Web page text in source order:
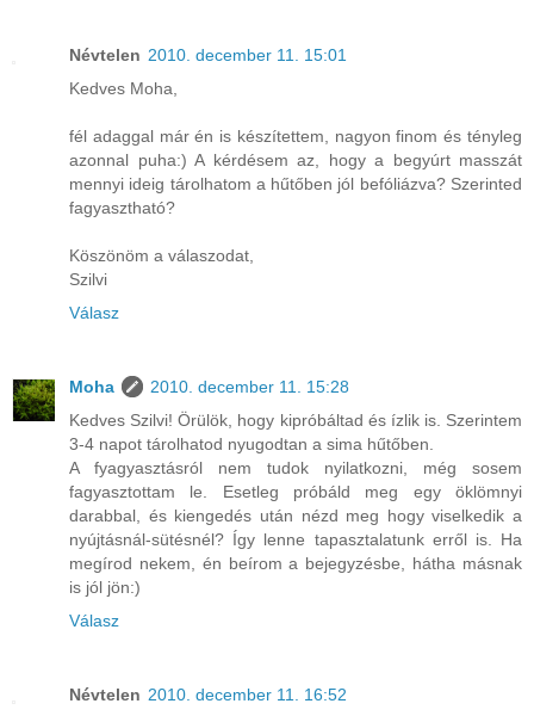
Névtelen 2010. december 11. 15:01
Kedves Moha,
fél adaggal már én is készítettem, nagyon finom és tényleg
azonnal puha:) A kérdésem az, hogy a begyúrt masszát
mennyi ideig tárolhatom a hűtőben jól befóliázva? Szerinted
fagyasztható?
Köszönöm a válaszodat,
Szilvi
Válasz
Moha
2010. december 11. 15:28
Kedves Szilvi! Örülök, hogy kipróbáltad és ízlik is. Szerintem
3-4 napot tárolhatod nyugodtan a sima hűtőben.
A fyagyasztásról nem tudok nyilatkozni, még sosem
fagyasztottam le. Esetleg próbáld meg egy öklömnyi
darabbal, és kiengedés után nézd meg hogy viselkedik a
nyújtásnál-sütésnél? Így lenne tapasztalatunk erről is. Ha
megírod nekem, én beírom a bejegyzésbe, hátha másnak
is jól jön:)
Válasz
Névtelen 2010. december 11. 16:52